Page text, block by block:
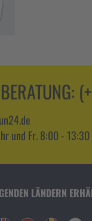
und Fr. 8:00 -
LÄNDERN